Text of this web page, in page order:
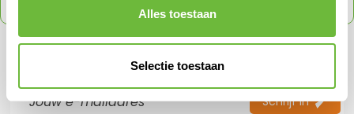
Alles toestaan
Selectie toestaan
SCHRIJF JE IN VOOR ONZE NIEUWSBRIEF
Mis nooit meer een actie en ontvang direct een kortingscode.
E-mail adres
Schrijf in